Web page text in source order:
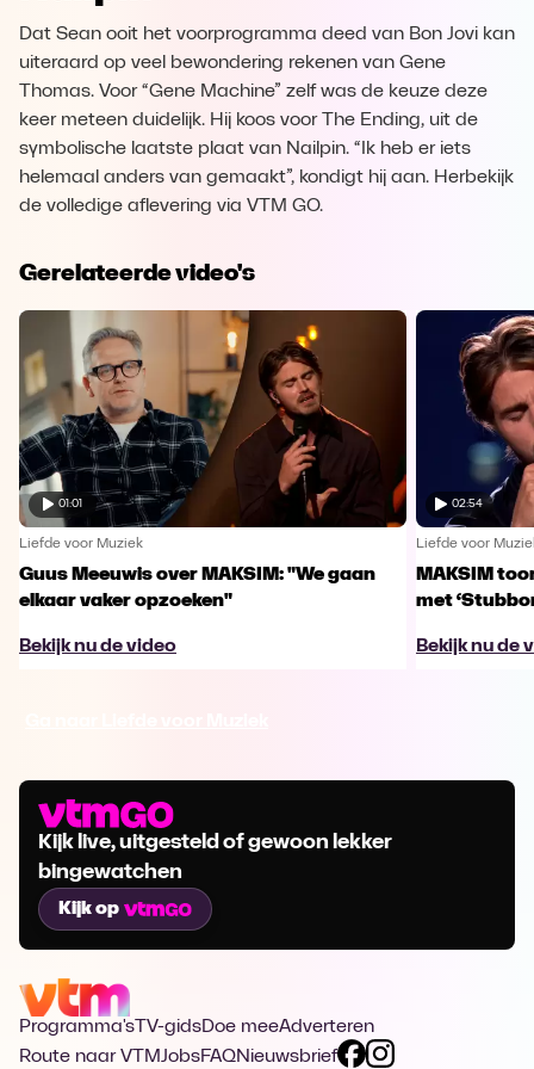
Dat Sean ooit het voorprogramma deed van Bon Jovi kan
uiteraard op veel bewondering rekenen van Gene
Thomas. Voor “Gene Machine” zelf was de keuze deze
keer meteen duidelijk. Hij koos voor The Ending, uit de
symbolische laatste plaat van Nailpin. “Ik heb er iets
helemaal anders van gemaakt”, kondigt hij aan. Herbekijk
de volledige aflevering via VTM GO.
Gerelateerde video's
01:01
Liefde voor Muziek
Guus Meeuwis over MAKSIM: "We gaan
elkaar vaker opzoeken"
Bekijk nu de video
02:54
Liefde voor
MAKSIM
met
Bekijk nu de
Kijk live, uitgesteld of gewoon lekker
bingewatchen
Kijk op
Programma's TV-gidsDoe meeAdverteren
Route naar VTMJobsFAQNieuwsbrief